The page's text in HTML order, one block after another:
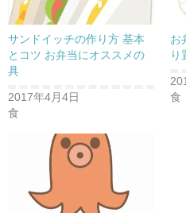
サンドイッチの作り方 基本
とコツ お弁当にオススメの
具
2017年4月4日
食
お
り
食